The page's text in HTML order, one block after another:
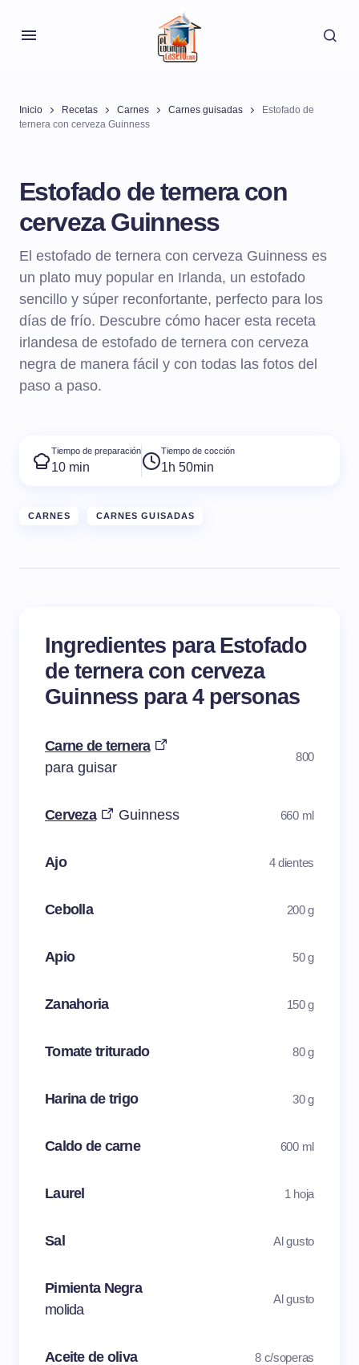
Inicio Recetas Carnes Carnes guisadas
Estofado de
ternera con cerveza Guinness
Estofado de ternera con
cerveza Guinness
El estofado de ternera con cerveza Guinness es
un plato muy popular en Irlanda, un estofado
sencillo y súper reconfortante, perfecto para los
días de frío. Descubre cómo hacer esta receta
irlandesa de estofado de ternera con cerveza
negra de manera fácil y con todas las fotos del
paso a paso.
Tiempo de preparación
10 min
Tiempo de cocción
1h 50min
CARNES CARNES GUISADAS
Ingredientes para Estofado
de ternera con cerveza
Guinness para 4 personas
Carne de ternera
para guisar
800
Cerveza Guinness 660 ml
Ajo 4 dientes
Cebolla 200 g
Apio 50 g
Zanahoria 150 g
Tomate triturado 80 g
Harina de trigo 30 g
Caldo de carne 600 ml
Laurel 1 hoja
Sal Al gusto
Pimienta Negra
molida
Al gusto
Aceite de oliva 8 c/soperas